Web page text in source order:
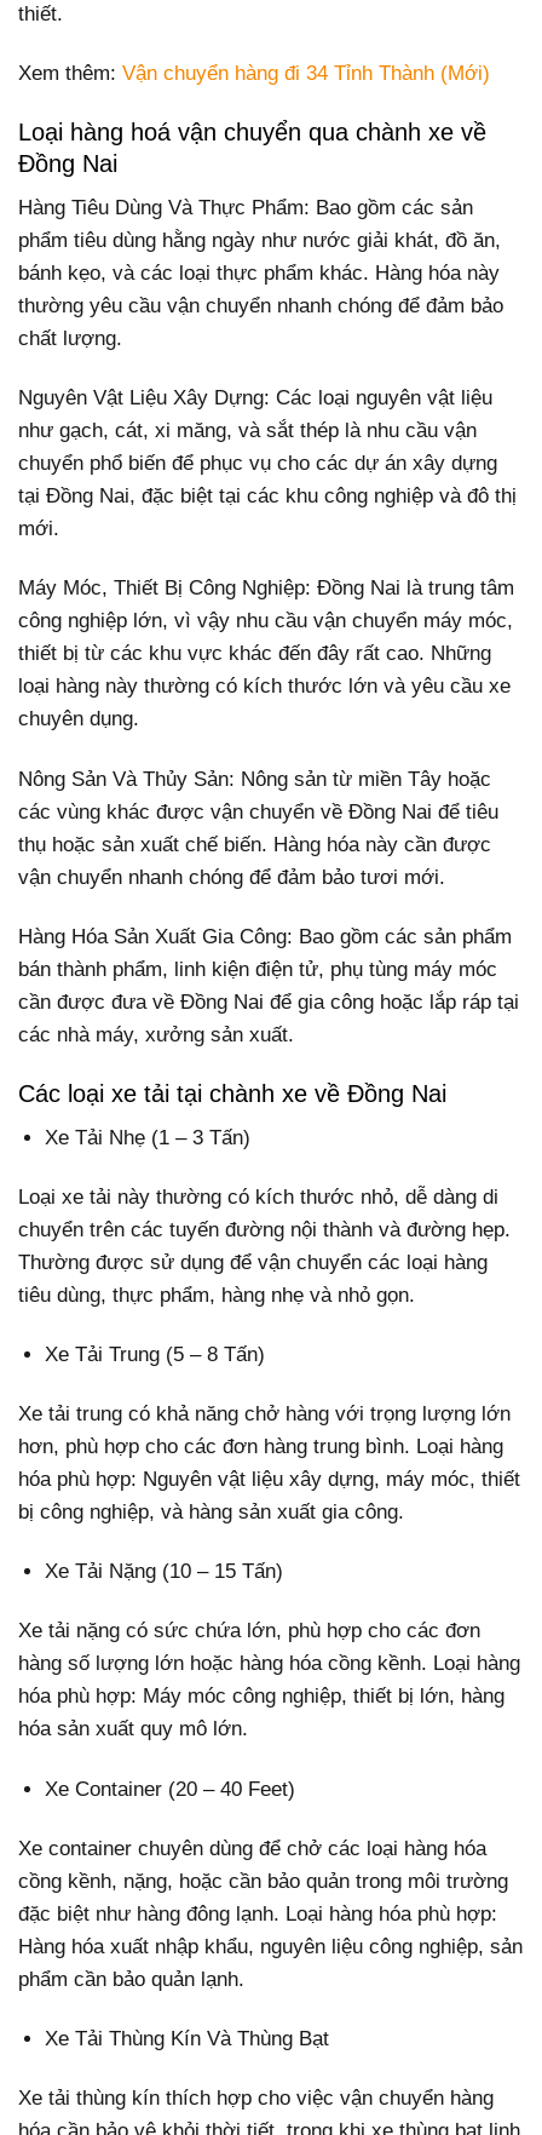
thiết.
Xem thêm: Vận chuyển hàng đi 34 Tỉnh Thành (Mới)
Loại hàng hoá vận chuyển qua chành xe về
Đồng Nai
Hàng Tiêu Dùng Và Thực Phẩm: Bao gồm các sản
phẩm tiêu dùng hằng ngày như nước giải khát, đồ ăn,
bánh kẹo, và các loại thực phẩm khác. Hàng hóa này
thường yêu cầu vận chuyển nhanh chóng để đảm bảo
chất lượng.
Nguyên Vật Liệu Xây Dựng: Các loại nguyên vật liệu
như gạch, cát, xi măng, và sắt thép là nhu cầu vận
chuyển phổ biến để phục vụ cho các dự án xây dựng
tại Đồng Nai, đặc biệt tại các khu công nghiệp và đô thị
mới.
Máy Móc, Thiết Bị Công Nghiệp: Đồng Nai là trung tâm
công nghiệp lớn, vì vậy nhu cầu vận chuyển máy móc,
thiết bị từ các khu vực khác đến đây rất cao. Những
loại hàng này thường có kích thước lớn và yêu cầu xe
chuyên dụng.
Nông Sản Và Thủy Sản: Nông sản từ miền Tây hoặc
các vùng khác được vận chuyển về Đồng Nai để tiêu
thụ hoặc sản xuất chế biến. Hàng hóa này cần được
vận chuyển nhanh chóng để đảm bảo tươi mới.
Hàng Hóa Sản Xuất Gia Công: Bao gồm các sản phẩm
bán thành phẩm, linh kiện điện tử, phụ tùng máy móc
cần được đưa về Đồng Nai để gia công hoặc lắp ráp tại
các nhà máy, xưởng sản xuất.
Các loại xe tải tại chành xe về Đồng Nai
Xe Tải Nhẹ (1 – 3 Tấn)
Loại xe tải này thường có kích thước nhỏ, dễ dàng di
chuyển trên các tuyến đường nội thành và đường hẹp.
Thường được sử dụng để vận chuyển các loại hàng
tiêu dùng, thực phẩm, hàng nhẹ và nhỏ gọn.
Xe Tải Trung (5 – 8 Tấn)
Xe tải trung có khả năng chở hàng với trọng lượng lớn
hơn, phù hợp cho các đơn hàng trung bình. Loại hàng
hóa phù hợp: Nguyên vật liệu xây dựng, máy móc, thiết
bị công nghiệp, và hàng sản xuất gia công.
Xe Tải Nặng (10 – 15 Tấn)
Xe tải nặng có sức chứa lớn, phù hợp cho các đơn
hàng số lượng lớn hoặc hàng hóa cồng kềnh. Loại hàng
hóa phù hợp: Máy móc công nghiệp, thiết bị lớn, hàng
hóa sản xuất quy mô lớn.
Xe Container (20 – 40 Feet)
Xe container chuyên dùng để chở các loại hàng hóa
cồng kềnh, nặng, hoặc cần bảo quản trong môi trường
đặc biệt như hàng đông lạnh. Loại hàng hóa phù hợp:
Hàng hóa xuất nhập khẩu, nguyên liệu công nghiệp, sản
phẩm cần bảo quản lạnh.
Xe Tải Thùng Kín Và Thùng Bạt
Xe tải thùng kín thích hợp cho việc vận chuyển hàng